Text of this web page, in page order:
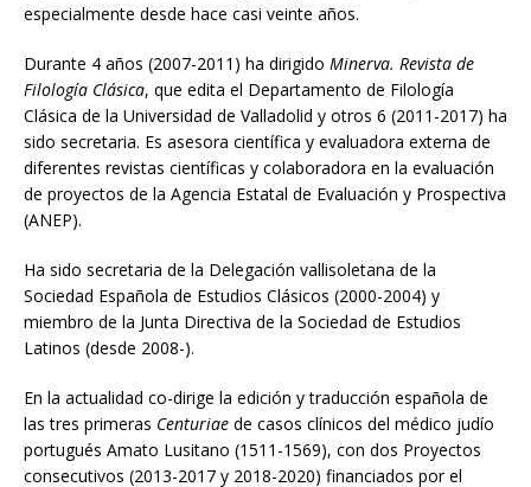
especialmente desde hace casi veinte años.
Durante 4 años (2007-2011) ha dirigido Minerva. Revista de
Filología Clásica, que edita el Departamento de Filología
Clásica de la Universidad de Valladolid y otros 6 (2011-2017) ha
sido secretaria. Es asesora científica y evaluadora externa de
diferentes revistas científicas y colaboradora en la evaluación
de proyectos de la Agencia Estatal de Evaluación y Prospectiva
(ANEP).
Ha sido secretaria de la Delegación vallisoletana de la
Sociedad Española de Estudios Clásicos (2000-2004) y
miembro de la Junta Directiva de la Sociedad de Estudios
Latinos (desde 2008-).
En la actualidad co-dirige la edición y traducción española de
las tres primeras Centuriae de casos clínicos del médico judío
portugués Amato Lusitano (1511-1569), con dos Proyectos
consecutivos (2013-2017 y 2018-2020) financiados por el